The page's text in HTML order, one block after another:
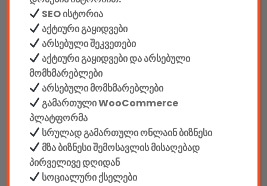
780.00GEL
Gaming Სავარძელი Defender Dominator CM-362, Blue/black,PU,50mm
650.00GEL
Gaming Სავარძელი Defender Dominator CM-362, Red/black,PU,50mm
780.00GEL
Gaming Სავარძელი Defender Interceptor CM-363, Blue/black,PU,60mm
SEO ისტორია
აქტიური გაყიდვები
არსებული შეკვეთები
აქტიური გაყიდვები და არსებული
მომხმარებლები
არსებული მომხმარებლები
გამართული WooCommerce
პლატფორმა
სრულად გამართული ონლაინ ბიზნესი
მზა ბიზნესი შემოსავლის მისაღებად
პირველივე დღიდან
სოციალური ქსელები